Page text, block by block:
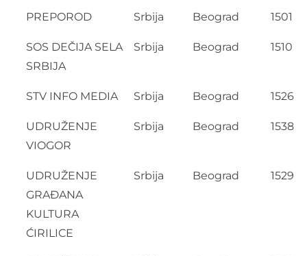
PREPOROD Srbija Beograd 1501
SOS DEČIJA SELA
SRBIJA
Srbija Beograd 1510
STV INFO MEDIA Srbija Beograd 1526
UDRUŽENJE
VIOGOR
Srbija Beograd 1538
UDRUŽENJE
GRAĐANA
KULTURA
ĆIRILICE
Srbija Beograd 1529